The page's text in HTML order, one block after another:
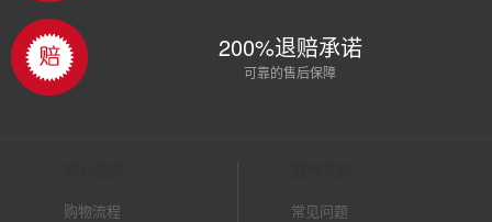
200%退赔承诺
可靠的售后保障
购物流程
常见问题